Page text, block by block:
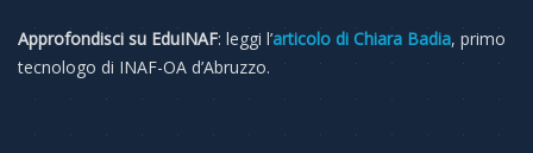
Approfondisci su EduINAF: leggi l’articolo di Chiara Badia, primo
tecnologo di INAF-OA d’Abruzzo.